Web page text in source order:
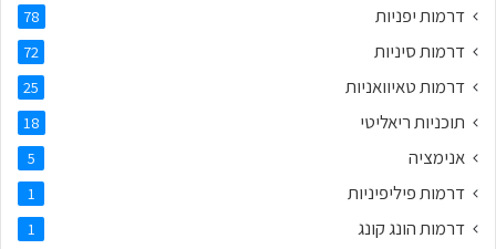
דרמות יפניות 78
דרמות סיניות 72
דרמות טאיוואניות 25
תוכניות ריאליטי 18
אנימציה 5
דרמות פיליפיניות 1
דרמות הונג קונג 1